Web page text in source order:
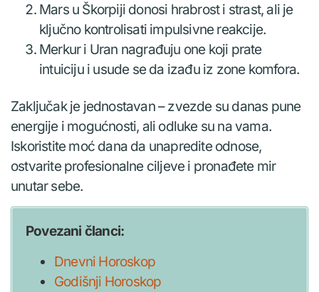
Mars u Škorpiji donosi hrabrost i strast, ali je
ključno kontrolisati impulsivne reakcije.
Merkur i Uran nagrađuju one koji prate
intuiciju i usude se da izađu iz zone komfora.
Zaključak je jednostavan – zvezde su danas pune
energije i mogućnosti, ali odluke su na vama.
Iskoristite moć dana da unapredite odnose,
ostvarite profesionalne ciljeve i pronađete mir
unutar sebe.
Povezani članci:
Dnevni Horoskop
Godišnji Horoskop